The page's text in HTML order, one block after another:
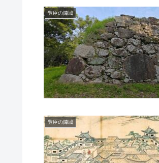
豊臣の陣城
豊臣の陣城